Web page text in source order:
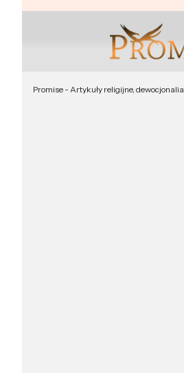
Promise - Artykuły religijne, dewocjonalia